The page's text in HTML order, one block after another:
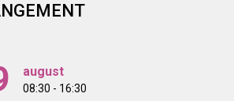
august
08:30 - 16:30